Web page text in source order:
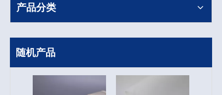
产品分类
随机产品